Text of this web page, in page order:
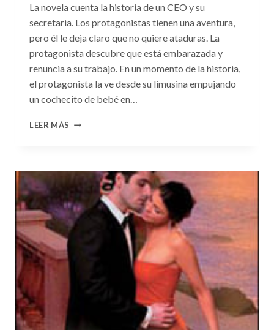
La novela cuenta la historia de un CEO y su
secretaria. Los protagonistas tienen una aventura,
pero él le deja claro que no quiere ataduras. La
protagonista descubre que está embarazada y
renuncia a su trabajo. En un momento de la historia,
el protagonista la ve desde su limusina empujando
un cochecito de bebé en…
LEER MÁS CONSULTA